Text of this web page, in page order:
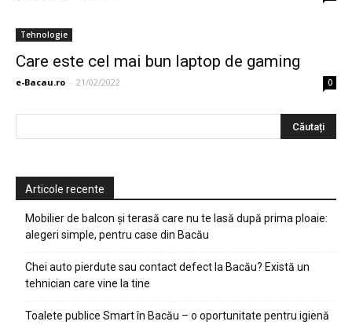
Tehnologie
Care este cel mai bun laptop de gaming
e-Bacau.ro - 21/02/2022 0
Articole recente
Mobilier de balcon și terasă care nu te lasă după prima ploaie:
alegeri simple, pentru case din Bacău
Chei auto pierdute sau contact defect la Bacău? Există un
tehnician care vine la tine
Toalete publice Smart în Bacău – o oportunitate pentru igienă